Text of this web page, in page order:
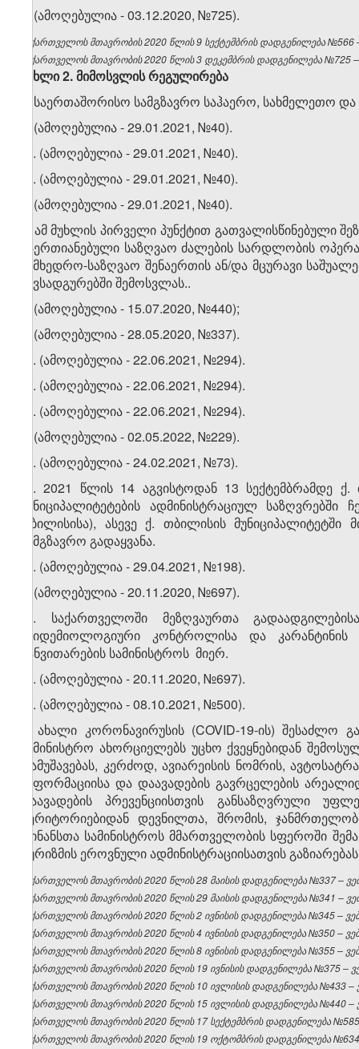
2. (ამოღებულია - 03.12.2020, №725).
საქართველოს მთავრობის 2020 წლის 9 სექტემბრის დადგენილება №566
საქართველოს მთავრობის 2020 წლის 3 დეკემბრის დადგენილება №725
მუხლი2.მიმოსვლისრეგულირება
1. საერთაშორისო სამგზავრო საჰაერო, სახმელეთო და
2. (ამოღებულია - 29.01.2021, №40).
. (ამოღებულია - 29.01.2021, №40).
. (ამოღებულია - 29.01.2021, №40).
3. (ამოღებულია - 29.01.2021, №40).
4. ამ მუხლის პირველი პუნქტით გათვალისწინებული
გაერთიანებული საზღვაო ძალების სარდლობის
სამხედრო-საზღვაო შენაერთის ან/და მცურავი
ნავსადგურებში შემოსვლას..
5. (ამოღებულია - 15.07.2020, №440);
(ამოღებულია - 28.05.2020, №337).
. (ამოღებულია - 22.06.2021, №294).
. (ამოღებულია - 22.06.2021, №294).
. (ამოღებულია - 22.06.2021, №294).
7. (ამოღებულია - 02.05.2022, №229).
. (ამოღებულია - 24.02.2021, №73).
. 2021 წლის 14 აგვისტოდან 13 სექტემბრამდე ქ.
მუნიციპალიტეტების ადმინისტრაციულ
თბილისისა), ასევე ქ. თბილისის
სამგზავრო გადაყვანა.
. (ამოღებულია - 29.04.2021, №198).
8. (ამოღებულია - 20.11.2020, №697).
. საქართველოში მეზღვაურთა
ეპიდემიოლოგიური კონტროლისა და
განვითარების სამინისტროს მიერ.
. (ამოღებულია - 20.11.2020, №697).
. (ამოღებულია - 08.10.2021, №500).
9. ახალი კორონავირუსის (COVID-19-ის) შესაძლო
სამინისტრო ახორციელებს უცხო ქვეყნებიდან
დამუშავებას, კერძოდ, ავიარეისის ნომრის,
ინფორმაციისა და დაავადების გავრცელების
დაავადების პრევენციისთვის განსაზღვრული
ტერიტორიებიდან დევნილთა, შრომის,
ფინანსთა სამინისტროს მმართველობის სფეროში
ტურიზმის ეროვნული ადმინისტრაციისათვის
საქართველოს მთავრობის 2020 წლის 28 მაისის დადგენილება №337 –
საქართველოს მთავრობის 2020 წლის 29 მაისის დადგენილება №341 –
საქართველოს მთავრობის 2020 წლის 2 ივნისის დადგენილება №345 –
საქართველოს მთავრობის 2020 წლის 4 ივნისის დადგენილება №350 –
საქართველოს მთავრობის 2020 წლის 8 ივნისის დადგენილება №355 –
საქართველოს მთავრობის 2020 წლის 19 ივნისის დადგენილება №375 –
საქართველოს მთავრობის 2020 წლის 10 ივლისის დადგენილება №433 –
საქართველოს მთავრობის 2020 წლის 15 ივლისის დადგენილება №440 –
საქართველოს მთავრობის 2020 წლის 17 სექტემბრის დადგენილება
საქართველოს მთავრობის 2020 წლის 19 ოქტომბრის დადგენილება